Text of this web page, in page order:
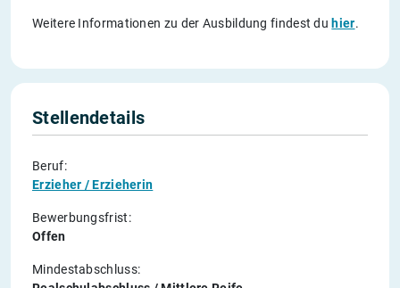
Weitere Informationen zu der Ausbildung findest du hier.
Stellendetails
Beruf:
Erzieher / Erzieherin
Bewerbungsfrist:
Offen
Mindestabschluss: